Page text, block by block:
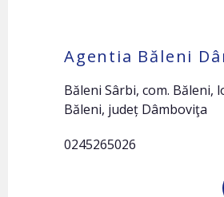
Agentia Băleni
Băleni Sârbi, com. Băleni,
Băleni, județ Dâmboviţa
0245265026